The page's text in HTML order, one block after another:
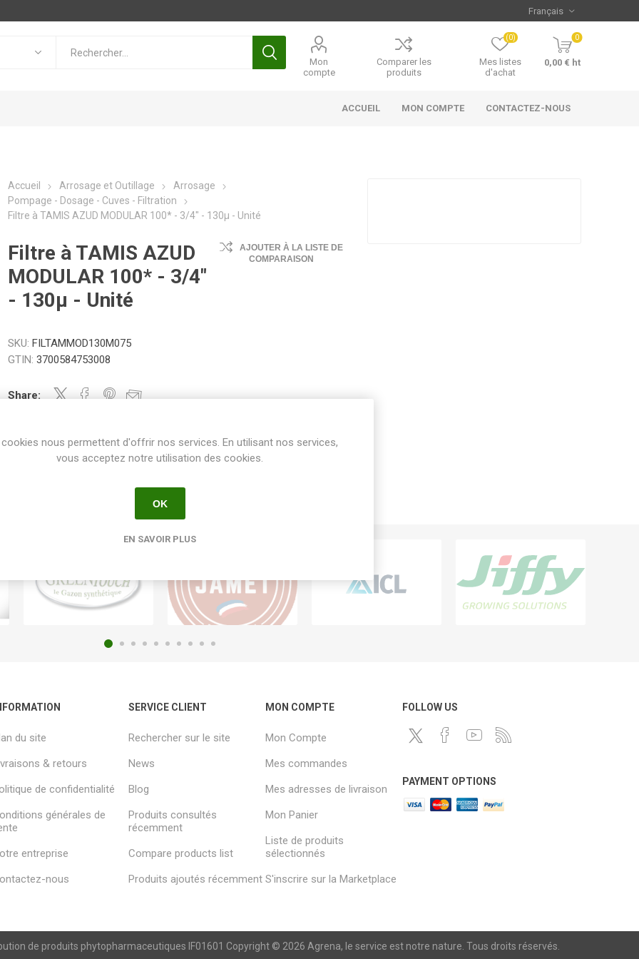
Mon
compte
Comparer les
produits
Mes listes
d'achat
(0) 0
0,00 € ht
ACCUEIL MON COMPTE CONTACTEZ-NOUS
Accueil Arrosage et Outillage
Arrosage
Pompage - Dosage - Cuves - Filtration
Filtre à TAMIS AZUD MODULAR 100* - 3/4" - 130µ - Unité
Filtre à TAMIS AZUD
MODULAR 100* - 3/4"
- 130µ - Unité
AJOUTER À LA LISTE DE
COMPARAISON
SKU: FILTAMMOD130M075
GTIN: 3700584753008
Share:
du site
& retours
de confidentialité
générales de
entreprise
nous
SERVICE CLIENT
Rechercher sur le site
News
Blog
Produits consultés
récemment
Compare products list
Produits ajoutés récemment
MON COMPTE
Mon Compte
Mes commandes
Mes adresses de livraison
Mon Panier
Liste de produits
sélectionnés
S'inscrire sur la Marketplace
FOLLOW US
PAYMENT OPTIONS
de produits phytopharmaceutiques IF01601 Copyright © 2026 Agrena, le service est notre nature. Tous droits réservés.
nous permettent d'offrir nos services. En utilisant nos services,
vous acceptez notre utilisation des cookies.
OK
EN SAVOIR PLUS